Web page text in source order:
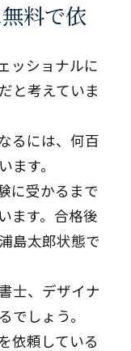
料で依
ッショナルに
と考えていま
るには、何百
ます。
に受かるまで
ます。合格後
島太郎状態で
士、デザイナ
でしょう。
依頼している